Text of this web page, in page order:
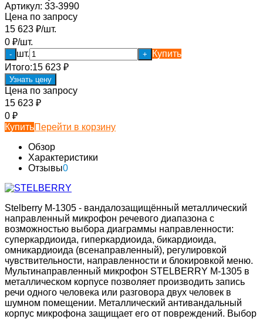
Артикул: 33-3990
Цена по запросу
15 623 ₽/шт.
0 ₽/шт.
- шт. +
Купить
Итого:15 623 ₽
Узнать цену
Цена по запросу
15 623 ₽
0 ₽
КупитьПерейти в корзину
Обзор
Характеристики
Отзывы0
Stelberry М-1305 - вандалозащищённый металлический
направленный микрофон речевого диапазона с
возможностью выбора диаграммы направленности:
суперкардиоида, гиперкардиоида, бикардиоида,
омникардиоида (всенаправленный), регулировкой
чувствительности, направленности и блокировкой меню.
Мультинаправленный микрофон STELBERRY M-1305 в
металлическом корпусе позволяет производить запись
речи одного человека или разговора двух человек в
шумном помещении. Металлический антивандальный
корпус микрофона защищает его от повреждений. Выбор